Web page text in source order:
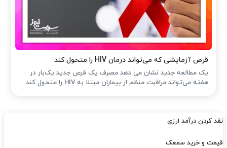
قرص آزمایشی که می‌تواند درمان HIV را متحول کند
یک مطالعه جدید نشان می دهد مصرف یک قرص جدید یک‌بار در
هفته می‌تواند مراقبت منظم از بیماران مبتلا به HIV را متحول کند.
نقد کردن درآمد ارزی
قیمت و خرید سمعک